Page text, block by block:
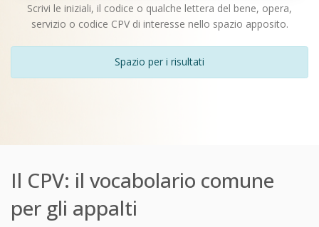
Scrivi le iniziali, il codice o qualche lettera del bene, opera,
servizio o codice CPV di interesse nello spazio apposito.
Spazio per i risultati
Il CPV: il vocabolario comune
per gli appalti